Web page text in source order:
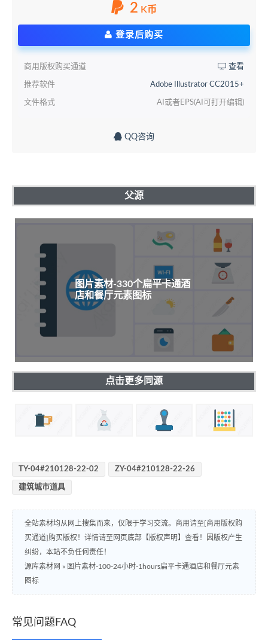
2 K币
登录后购买
商用版权购买通道 查看
推荐软件 Adobe Illustrator CC2015+
文件格式 AI或者EPS(AI可打开编辑)
QQ咨询
父源
图片素材-330个扁平卡通酒
店和餐厅元素图标
点击更多同源
TY-04#210128-22-02 ZY-04#210128-22-26
建筑城市道具
全站素材均从网上搜集而来，仅限于学习交流。商用请至[商用版权购
买通道]购买版权！详情请至网页底部【版权声明】查看！因版权产生
纠纷，本站不负任何责任！
源库素材网 » 图片素材-100-24小时-1hours扁平卡通酒店和餐厅元素
图标
常见问题FAQ